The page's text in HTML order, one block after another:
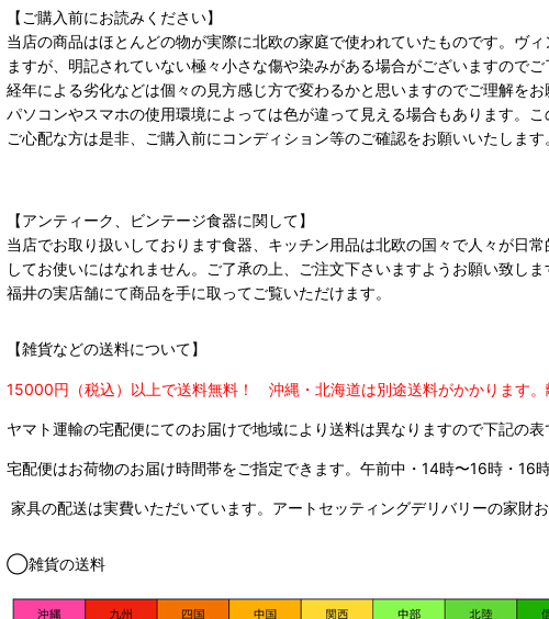
【ご購入前にお読みください】
当店の商品はほとんどの物が実際に北欧の家庭で使われていたものです。ヴ
ますが、明記されていない極々小さな傷や染みがある場合がございますので
経年による劣化などは個々の見方感じ方で変わるかと思いますのでご理解をお
パソコンやスマホの使用環境によっては色が違って見える場合もあります。
ご心配な方は是非、ご購入前にコンディション等のご確認をお願いいたしま
【アンティーク、ビンテージ食器に関して】
当店でお取り扱いしております食器、キッチン用品は北欧の国々で人々が日
してお使いにはなれません。ご了承の上、ご注文下さいますようお願い致しま
福井の実店舗にて商品を手に取ってご覧いただけます。
【雑貨などの送料について】
15000円（税込）以上で送料無料！ 沖縄・北海道は別途送料がかかります。
ヤマト運輸の宅配便にてのお届けで地域により送料は異なりますので下記の表
宅配便はお荷物のお届け時間帯をご指定できます。 午前中・14時〜16時・16
家具の配送は実費いただいています。アートセッティングデリバリーの家財
◯雑貨の送料